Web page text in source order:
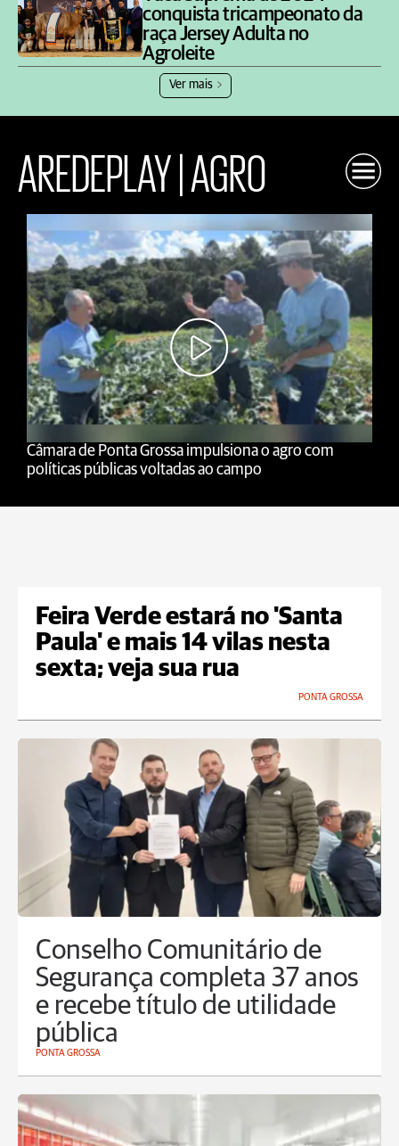
conquista tricampeonato da
raça Jersey Adulta no
Agroleite
Ver mais
AREDEPLAY | AGRO
Câmara de Ponta Grossa impulsiona o agro com
políticas públicas voltadas ao campo
Feira Verde estará no 'Santa
Paula' e mais 14 vilas nesta
sexta; veja sua rua
PONTA GROSSA
Conselho Comunitário de
Segurança completa 37 anos
e recebe título de utilidade
pública
PONTA GROSSA